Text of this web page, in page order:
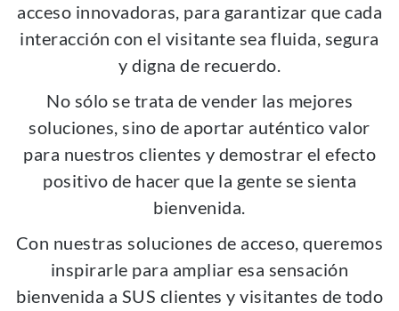
acceso innovadoras, para garantizar que cada
interacción con el visitante sea fluida, segura
y digna de recuerdo.
No sólo se trata de vender las mejores
soluciones, sino de aportar auténtico valor
para nuestros clientes y demostrar el efecto
positivo de hacer que la gente se sienta
bienvenida.
Con nuestras soluciones de acceso, queremos
inspirarle para ampliar esa sensación
bienvenida a SUS clientes y visitantes de todo